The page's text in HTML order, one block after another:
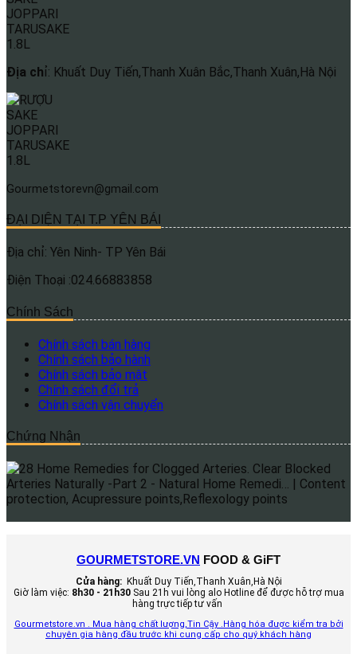
Địa chỉ: Khuất Duy Tiến,Thanh Xuân Bắc,Thanh Xuân,Hà Nội
Gourmetstorevn@gmail.com
ĐẠI DIỆN TẠI T.P YÊN BÁI
Địa chỉ: Yên Ninh- TP Yên Bái
Điện Thoại :024.66883858
Chính Sách
Chính sách bán hàng
Chính sách bảo hành
Chính sách bảo mật
Chính sách đổi trả
Chính sách vận chuyển
Chứng Nhận
GOURMETSTORE.VN FOOD & GiFT
Cửa hàng:Khuất Duy Tiến,Thanh Xuân,Hà Nội
Giờ làm việc: 8h30 - 21h30Sau 21h vui lòng alo Hotline để được hỗ trợ mua
hàng trực tiếp tư vấn
Gourmetstore.vn . Mua hàng chất lượng,Tin Cậy .Hàng hóa được kiểm tra bởi
chuyên gia hàng đầu trước khi cung cấp cho quý khách hàng